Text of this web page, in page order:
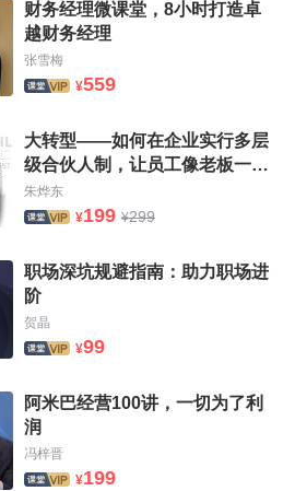
分準確的借貸對應關係表示，這就
計算或不計算，且過入工作底稿後
項目的年初發年末變化數。這樣
分清楚的幾個界限
與沒有引起現金變化的內容界
最終目的是為編製現金流量表提供
現金流量
一步分清具體種類。即分清經營活
具體項目。對報表各項目引起的
清其所歸屬的現金流量表中的項
财务经理微课堂，8小时打造卓
越财务经理
张雪梅
¥559
大转型——如何在企业实行多层
级合伙人制，让员工像老板一样
行动
朱烨东
¥199 ¥299
职场深坑规避指南：助力职场进
阶
贺晶
¥99
阿米巴经营100讲，一切为了利
润
冯梓晋
¥199